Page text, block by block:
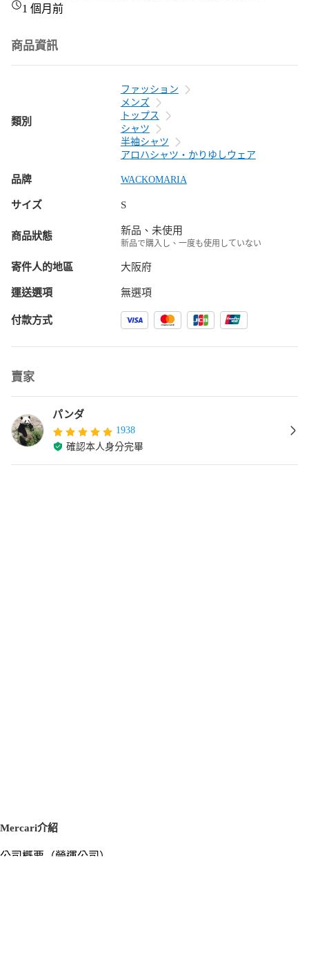
1 個月前
商品資訊
類別
ファッション
メンズ
トップス
シャツ
半袖シャツ
アロハシャツ・かりゆしウェア
品牌 WACKOMARIA
サイズ S
商品狀態 新品、未使用
新品で購入し、一度も使用していない
寄件人的地區 大阪府
運送選項 無選項
付款方式
賣家
パンダ
1938
確認本人身分完畢
Mercari介紹
公司概要（營運公司）